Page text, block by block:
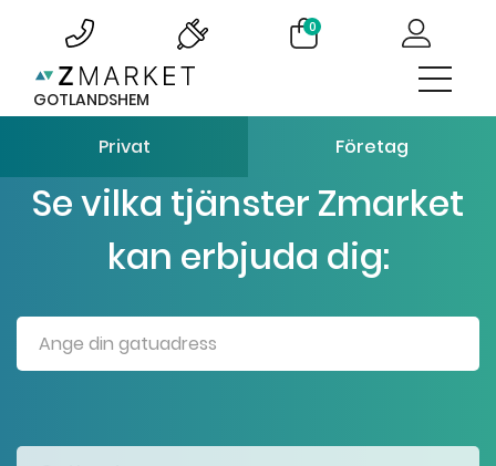
0
GOTLANDSHEM
Privat Företag
Se vilka tjänster Zmarket
kan erbjuda dig: